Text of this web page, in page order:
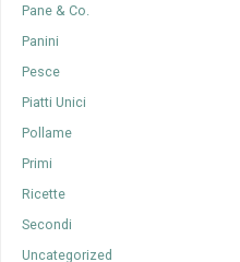
Pane & Co.
Panini
Pesce
Piatti Unici
Pollame
Primi
Ricette
Secondi
Uncategorized